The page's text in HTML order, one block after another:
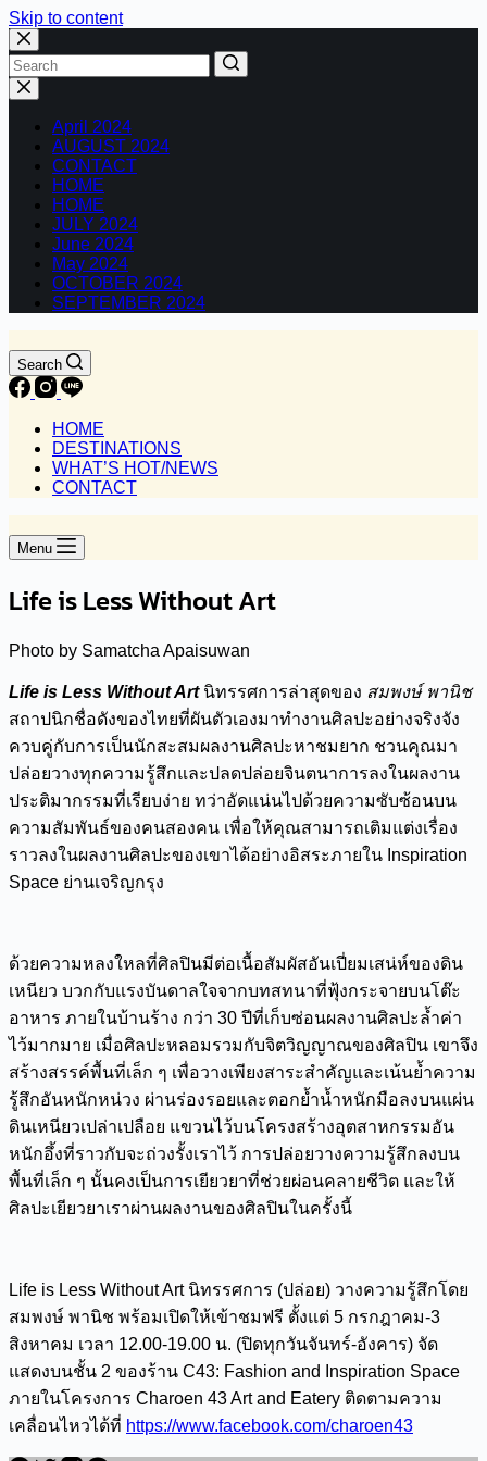
Skip to content
No
results
April 2024
AUGUST 2024
CONTACT
HOME
HOME
JULY 2024
June 2024
May 2024
OCTOBER 2024
SEPTEMBER 2024
Search
HOME
DESTINATIONS
WHAT’S HOT/NEWS
CONTACT
Menu
Life is Less Without Art
Photo by Samatcha Apaisuwan
Life is Less Without Artนิทรรศการล่าสุดของ สมพงษ์ พานิช
สถาปนิกชื่อดังของไทยที่ผันตัวเองมาทำงานศิลปะอย่างจริงจัง
ควบคู่กับการเป็นนักสะสมผลงานศิลปะหาชมยาก ชวนคุณมา
ปล่อยวางทุกความรู้สึกและปลดปล่อยจินตนาการลงในผลงาน
ประติมากรรมที่เรียบง่าย ทว่าอัดแน่นไปด้วยความซับซ้อนบน
ความสัมพันธ์ของคนสองคน เพื่อให้คุณสามารถเติมแต่งเรื่อง
ราวลงในผลงานศิลปะของเขาได้อย่างอิสระภายใน Inspiration
Space ย่านเจริญกรุง
ด้วยความหลงใหลที่ศิลปินมีต่อเนื้อสัมผัสอันเปี่ยมเสน่ห์ของดิน
เหนียว บวกกับแรงบันดาลใจจากบทสทนาที่ฟุ้งกระจายบนโต๊ะ
อาหาร ภายในบ้านร้าง กว่า 30 ปีที่เก็บซ่อนผลงานศิลปะล้ำค่า
ไว้มากมาย เมื่อศิลปะหลอมรวมกับจิตวิญญาณของศิลปิน เขาจึง
สร้างสรรค์พื้นที่เล็ก ๆ เพื่อวางเพียงสาระสำคัญและเน้นย้ำความ
รู้สึกอันหนักหน่วง ผ่านร่องรอยและตอกย้ำน้ำหนักมือลงบนแผ่น
ดินเหนียวเปล่าเปลือย แขวนไว้บนโครงสร้างอุตสาหกรรมอัน
หนักอึ้งที่ราวกับจะถ่วงรั้งเราไว้ การปล่อยวางความรู้สึกลงบน
พื้นที่เล็ก ๆ นั้นคงเป็นการเยียวยาที่ช่วยผ่อนคลายชีวิต และให้
ศิลปะเยียวยาเราผ่านผลงานของศิลปินในครั้งนี้
Life is Less Without Art นิทรรศการ (ปล่อย) วางความรู้สึกโดย
สมพงษ์ พานิช พร้อมเปิดให้เข้าชมฟรี ตั้งแต่ 5 กรกฎาคม-3
สิงหาคม เวลา 12.00-19.00 น. (ปิดทุกวันจันทร์-อังคาร) จัด
แสดงบนชั้น 2 ของร้าน C43: Fashion and Inspiration Space
ภายในโครงการ Charoen 43 Art and Eatery ติดตามความ
เคลื่อนไหวได้ที่ https://www.facebook.com/charoen43